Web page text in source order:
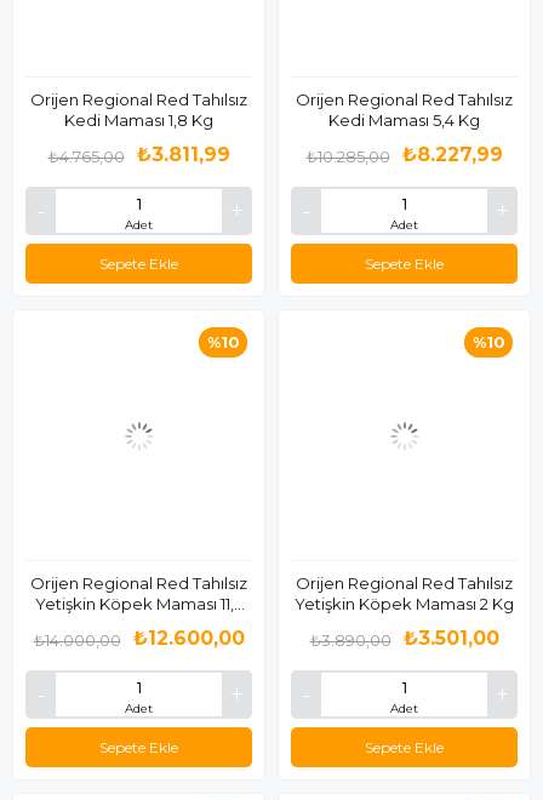
Orijen Regional Red Tahılsız
Kedi Maması 1,8 Kg
Adet
₺3.811,99
₺4.765,00
Sepete Ekle
Orijen Regional Red Tahılsız
Kedi Maması 5,4 Kg
Adet
₺8.227,99
₺10.285,00
Sepete Ekle
Orijen Regional Red Tahılsız
Yetişkin Köpek Maması 11,4
Adet
₺12.600,00
₺14.000,00
Sepete Ekle
%10
Orijen Regional Red Tahılsız
Yetişkin Köpek Maması 2 Kg
Adet
₺3.501,00
₺3.890,00
Sepete Ekle
%10